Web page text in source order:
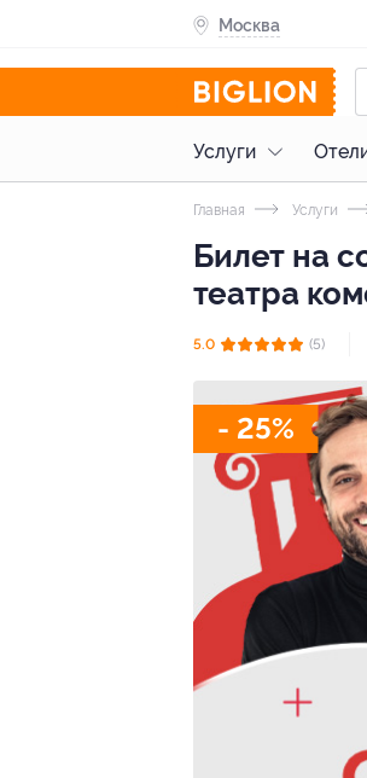
Москва
Услуги
Главная Услуги
Билет на
театра
5.0 (5)
- 25%